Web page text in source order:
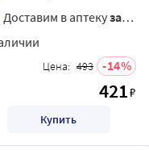
Доставим в аптекузавтра
Цена: 493 14
421₽
Купить